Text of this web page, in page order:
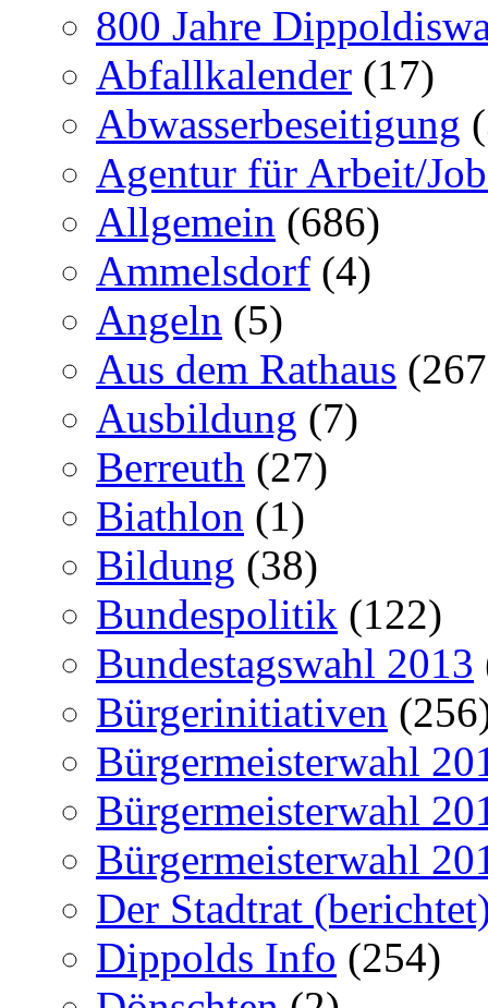
800 Jahre
Abfallkalender (17)
Abwasserbeseitigung
Agentur für Arbeit/
Allgemein (686)
Ammelsdorf (4)
Angeln (5)
Aus dem Rathaus
Ausbildung (7)
Berreuth (27)
Biathlon (1)
Bildung (38)
Bundespolitik (122)
Bundestagswahl 2013
Bürgerinitiativen
Bürgermeisterwahl
Bürgermeisterwahl
Bürgermeisterwahl
Der Stadtrat
Dippolds Info (254)